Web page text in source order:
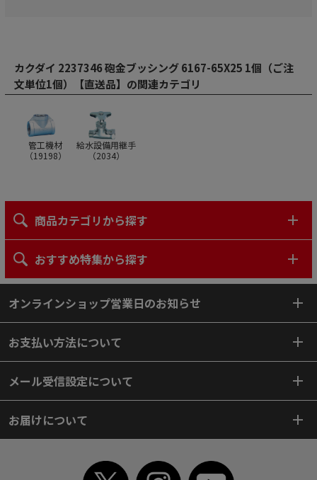
カクダイ 2237346 砲金ブッシング 6167-65X25 1個（ご注
文単位1個）【直送品】の関連カテゴリ
管工機材
（19198）
給水設備用継手
（2034）
商品カテゴリから探す
おすすめ特集から探す
オンラインショップ営業日のお知らせ
お支払い方法について
メール受信設定について
お届けについて